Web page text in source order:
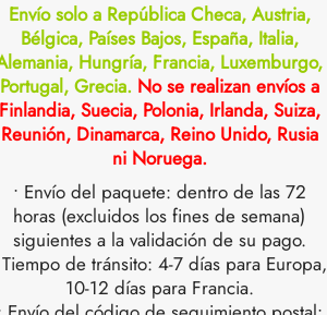
Envío solo a República Checa, Austria,
Bélgica, Países Bajos, España, Italia,
Hungría, Francia, Luxemburgo,
Portugal, Grecia. No se realizan envíos a
Finlandia, Suecia, Polonia, Irlanda, Suiza,
Reunión, Dinamarca, Reino Unido, Rusia
ni Noruega.
• Envío del paquete: dentro de las 72
horas (excluidos los fines de semana)
siguientes a la validación de su pago.
Tiempo de tránsito: 4-7 días para Europa,
10-12 días para Francia.